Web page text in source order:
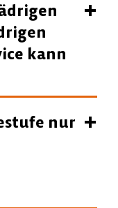
kann
nur